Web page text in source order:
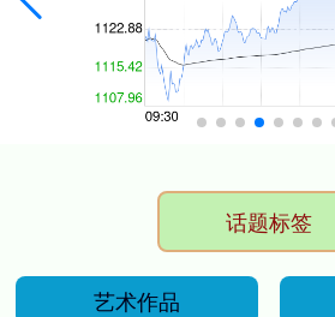
话题标签
艺术作品